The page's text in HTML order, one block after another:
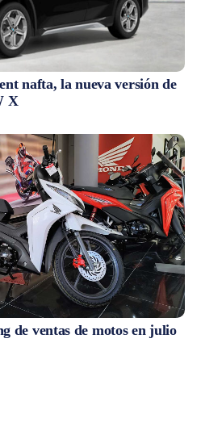
nafta, la nueva versión de
X
de ventas de motos en julio